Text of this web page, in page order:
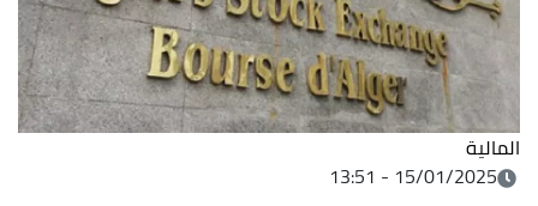
المالية
15/01/2025 - 13:51